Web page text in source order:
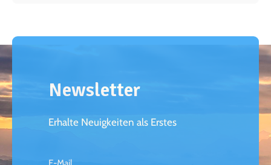
Newsletter
Erhalte Neuigkeiten als Erstes
E-Mail